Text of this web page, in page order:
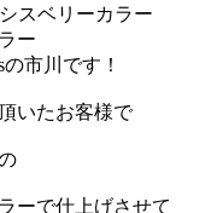
スベリーカラー
ー
市川です！
いたお客様で
ーで仕上げさせて